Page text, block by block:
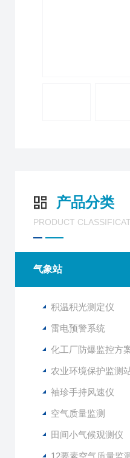
产品分类
PRODUCT
气象站
积温积光测定仪
雷电预警系统
化工厂防爆监控方
农业环境保护监测
袖珍手持风速仪
空气质量监测
田间小气候观测仪
12要素空气质量监